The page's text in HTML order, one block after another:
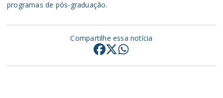
programas de pós-graduação.
Compartilhe essa notícia